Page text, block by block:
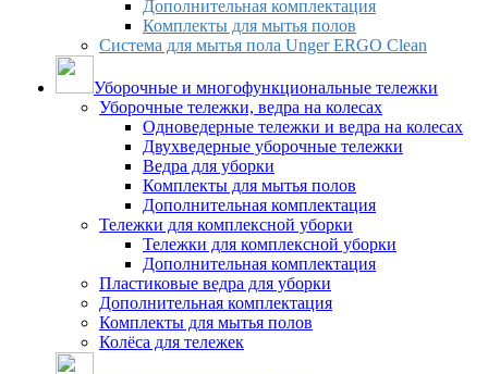
Дополнительная комплектация
Комплекты для мытья полов
Система для мытья пола Unger ERGO Clean
Уборочные и многофункциональные тележки
Уборочные тележки, ведра на колесах
Одноведерные тележки и ведра на колесах
Двухведерные уборочные тележки
Ведра для уборки
Комплекты для мытья полов
Дополнительная комплектация
Тележки для комплексной уборки
Тележки для комплексной уборки
Дополнительная комплектация
Пластиковые ведра для уборки
Дополнительная комплектация
Комплекты для мытья полов
Колёса для тележек